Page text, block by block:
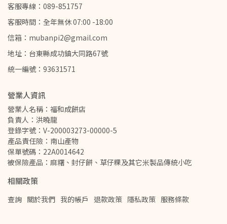
客服專線：089-851757
客服時間：全年無休 07:00 -18:00
信箱：mubanpi2@gmail.com
地址：台東縣成功鎮大同路67號
統一編號：93631571
營業人資訊
營業人名稱：福和成餅店
負責人：洪曉龍
登錄字號：V-200003273-00000-5
產品責任險：南山產物
保單號碼：22A0014642
被保險產品：麻糬、封仔餅、草仔粿及其它米製品傳統小吃
相關政策
查詢 關於我們 我的帳戶 退款政策 隱私政策 服務條款